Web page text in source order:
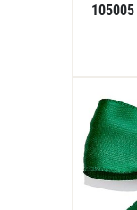
105005